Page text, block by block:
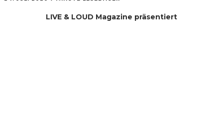
LIVE & LOUD Magazine präsentiert